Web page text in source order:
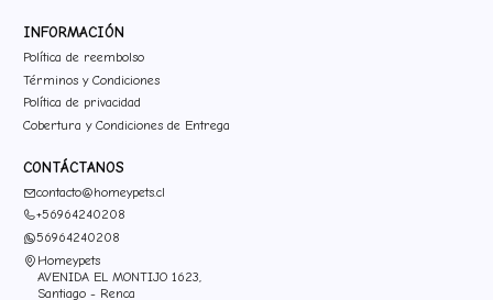
INFORMACIÓN
Política de reembolso
Términos y Condiciones
Política de privacidad
Cobertura y Condiciones de Entrega
CONTÁCTANOS
contacto@homeypets.cl
+56964240208
56964240208
Homeypets
AVENIDA EL MONTIJO 1623,
Santiago - Renca